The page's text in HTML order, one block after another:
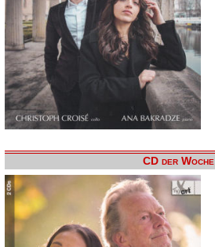
CD der Woche